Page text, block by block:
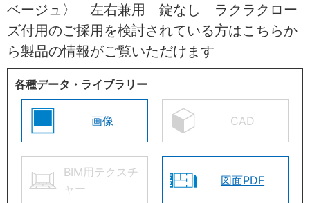
ベージュ〉 左右兼用 錠なし ラクラクロー
ズ付用のご採用を検討されている方はこちらか
ら製品の情報がご覧いただけます
各種データ・ライブラリー
画像 CAD
BIM用テクスチ
ャー
図面PDF